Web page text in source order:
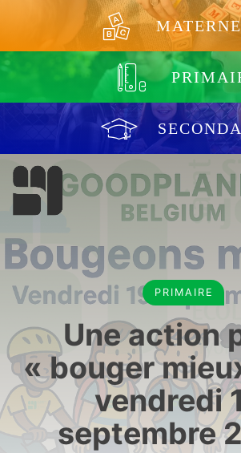
PRIMAIRE
Une action
« bouger
vendredi
septembre